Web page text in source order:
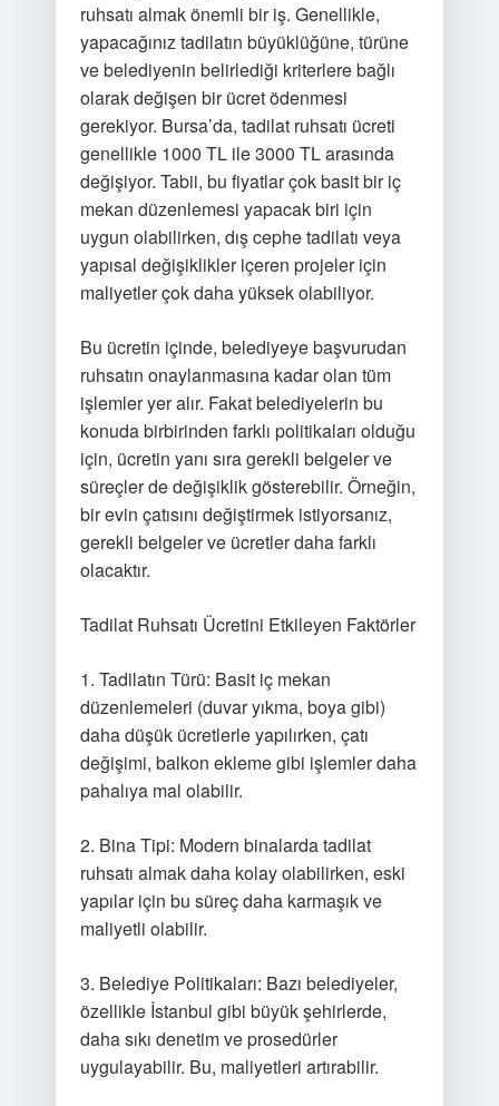
ruhsatı almak önemli bir iş. Genellikle,
yapacağınız tadilatın büyüklüğüne, türüne
ve belediyenin belirlediği kriterlere bağlı
olarak değişen bir ücret ödenmesi
gerekiyor. Bursa’da, tadilat ruhsatı ücreti
genellikle 1000 TL ile 3000 TL arasında
değişiyor. Tabii, bu fiyatlar çok basit bir iç
mekan düzenlemesi yapacak biri için
uygun olabilirken, dış cephe tadilatı veya
yapısal değişiklikler içeren projeler için
maliyetler çok daha yüksek olabiliyor.
Bu ücretin içinde, belediyeye başvurudan
ruhsatın onaylanmasına kadar olan tüm
işlemler yer alır. Fakat belediyelerin bu
konuda birbirinden farklı politikaları olduğu
için, ücretin yanı sıra gerekli belgeler ve
süreçler de değişiklik gösterebilir. Örneğin,
bir evin çatısını değiştirmek istiyorsanız,
gerekli belgeler ve ücretler daha farklı
olacaktır.
Tadilat Ruhsatı Ücretini Etkileyen Faktörler
1. Tadilatın Türü: Basit iç mekan
düzenlemeleri (duvar yıkma, boya gibi)
daha düşük ücretlerle yapılırken, çatı
değişimi, balkon ekleme gibi işlemler daha
pahalıya mal olabilir.
2. Bina Tipi: Modern binalarda tadilat
ruhsatı almak daha kolay olabilirken, eski
yapılar için bu süreç daha karmaşık ve
maliyetli olabilir.
3. Belediye Politikaları: Bazı belediyeler,
özellikle İstanbul gibi büyük şehirlerde,
daha sıkı denetim ve prosedürler
uygulayabilir. Bu, maliyetleri artırabilir.